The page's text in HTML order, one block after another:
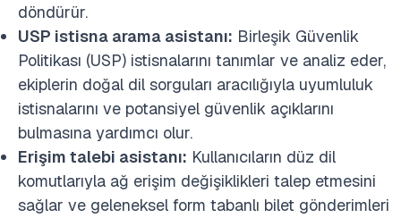
döndürür.
USP istisna arama asistanı: Birleşik Güvenlik
Politikası (USP) istisnalarını tanımlar ve analiz eder,
ekiplerin doğal dil sorguları aracılığıyla uyumluluk
istisnalarını ve potansiyel güvenlik açıklarını
bulmasına yardımcı olur.
Erişim talebi asistanı: Kullanıcıların düz dil
komutlarıyla ağ erişim değişiklikleri talep etmesini
sağlar ve geleneksel form tabanlı bilet gönderimleri